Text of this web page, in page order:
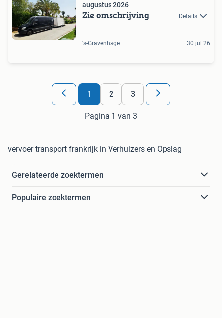
augustus 2026
Zie omschrijving Details
's-Gravenhage 30 jul 26
1 2 3
Pagina 1 van 3
vervoer transport frankrijk in Verhuizers en Opslag
Gerelateerde zoektermen
Populaire zoektermen